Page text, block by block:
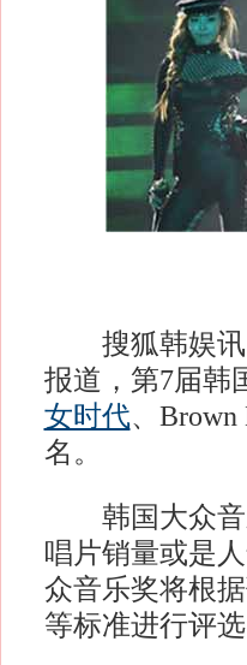
搜狐韩娱讯
报道，第7届韩
女时代、
名。
韩国大众音
唱片销量或是
众音乐奖将根
等标准进行评选